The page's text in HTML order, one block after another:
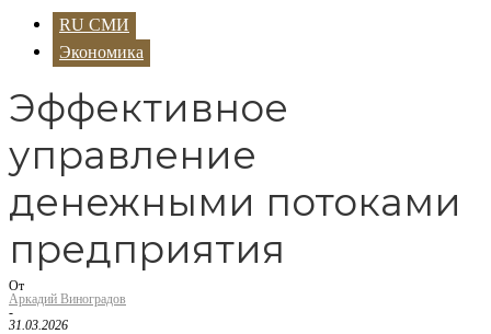
RU СМИ
Экономика
Эффективное
управление
денежными потоками
предприятия
От
Аркадий Виноградов
-
31.03.2026